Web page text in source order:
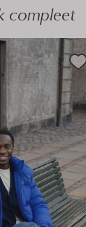
compleet